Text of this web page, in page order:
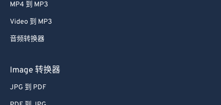
MP4 到 MP3
Video 到 MP3
音频转换器
Image 转换器
JPG 到 PDF